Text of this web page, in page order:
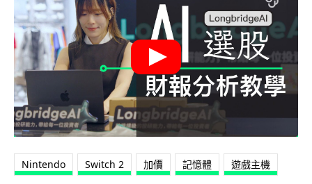
Nintendo Switch 2 加價 記憶體 遊戲主機